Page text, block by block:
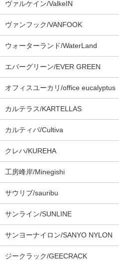
ヴァルケイン/ValkeIN
ヴァンフック/VANFOOK
ウォーターランド/WaterLand
エバーグリーン/EVER GREEN
オフィスユーカリ/office eucalyptus
カルテラス/KARTELLAS
カルティバ/Cultiva
クレハ/KUREHA
工房峰岸/Minegishi
サウリブ/sauribu
サンライン/SUNLINE
サンヨーナイロン/SANYO NYLON
ジークラック/GEECRACK